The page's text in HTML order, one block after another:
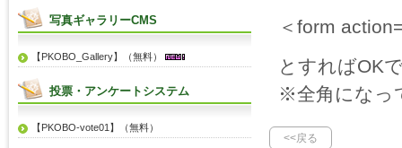
＜form
とすればOK
※全角になっ
<<戻る
写真ギャラリーCMS
【PKOBO_Gallery】（無料）
投票・アンケートシステム
【PKOBO-vote01】（無料）